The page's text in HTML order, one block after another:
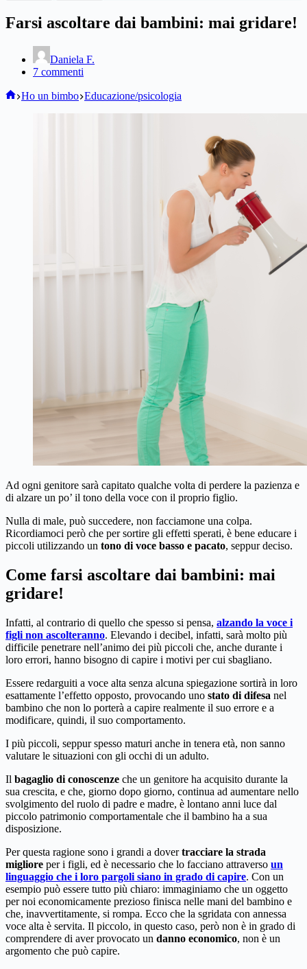
Farsi ascoltare dai bambini: mai gridare!
Daniela F.
7 commenti
Home
Ho un bimbo Educazione/psicologia
Ad ogni genitore sarà capitato qualche volta di perdere la pazienza e
di alzare un po’ il tono della voce con il proprio figlio.
Nulla di male, può succedere, non facciamone una colpa.
Ricordiamoci però che per sortire gli effetti sperati, è bene educare i
piccoli utilizzando un tono di voce basso e pacato, seppur deciso.
Come farsi ascoltare dai bambini: mai
gridare!
Infatti, al contrario di quello che spesso si pensa, alzando la voce i
figli non ascolteranno. Elevando i decibel, infatti, sarà molto più
difficile penetrare nell’animo dei più piccoli che, anche durante i
loro errori, hanno bisogno di capire i motivi per cui sbagliano.
Essere redarguiti a voce alta senza alcuna spiegazione sortirà in loro
esattamente l’effetto opposto, provocando uno stato di difesa nel
bambino che non lo porterà a capire realmente il suo errore e a
modificare, quindi, il suo comportamento.
I più piccoli, seppur spesso maturi anche in tenera età, non sanno
valutare le situazioni con gli occhi di un adulto.
Il bagaglio di conoscenze che un genitore ha acquisito durante la
sua crescita, e che, giorno dopo giorno, continua ad aumentare nello
svolgimento del ruolo di padre e madre, è lontano anni luce dal
piccolo patrimonio comportamentale che il bambino ha a sua
disposizione.
Per questa ragione sono i grandi a dovertracciare la strada
migliore per i figli, ed è necessario che lo facciano attraverso un
linguaggio che i loro pargoli siano in grado di capire. Con un
esempio può essere tutto più chiaro: immaginiamo che un oggetto
per noi economicamente prezioso finisca nelle mani del bambino e
che, inavvertitamente, si rompa. Ecco che la sgridata con annessa
voce alta è servita. Il piccolo, in questo caso, però non è in grado di
comprendere di aver provocato un danno economico, non è un
argomento che può capire.